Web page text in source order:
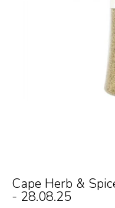
Cape Herb &
- 28.08.25